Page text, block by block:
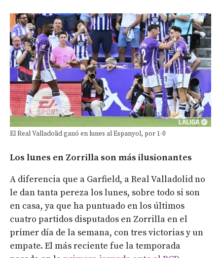
El Real Valladolid ganó en lunes al Espanyol, por 1-0
Los lunes en Zorrilla son más ilusionantes
A diferencia que a Garfield, a Real Valladolid no
le dan tanta pereza los lunes, sobre todo si son
en casa, ya que ha puntuado en los últimos
cuatro partidos disputados en Zorrilla en el
primer día de la semana, con tres victorias y un
empate. El más reciente fue la temporada